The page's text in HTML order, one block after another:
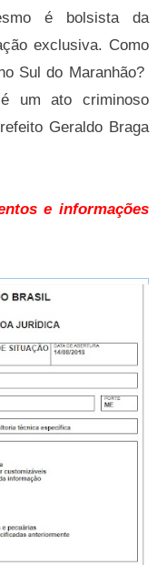
é bolsista da
exclusiva. Como
Sul do Maranhão?
um ato criminoso
Geraldo Braga
e informações